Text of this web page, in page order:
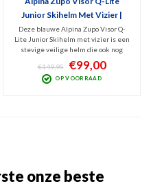
Junior Skihelm Met Vizier |
Lichtblauw
Deze blauwe Alpina Zupo Visor Q-
Lite Junior Skihelm met vizier is een
stevige veilige helm die ook nog
leuk is vormgegeven. Het geklungel
met een losse skibril is dankzij het
vizier voorgoed verleden tijd.
€149,95 €99,00
OP VOORRAAD
onze beste